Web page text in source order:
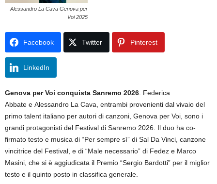
Alessandro La Cava Genova per
Voi 2025
Facebook Twitter Pinterest
LinkedIn
Genova per Voi conquista Sanremo 2026 . Federica
Abbate e Alessandro La Cava, entrambi provenienti dal vivaio del
primo talent italiano per autori di canzoni, Genova per Voi, sono i
grandi protagonisti del Festival di Sanremo 2026. Il duo ha co-
firmato testo e musica di “Per sempre sì” di Sal Da Vinci, canzone
vincitrice del Festival, e di “Male necessario” di Fedez e Marco
Masini, che si è aggiudicata il Premio “Sergio Bardotti” per il miglior
testo e il quinto posto in classifica generale.